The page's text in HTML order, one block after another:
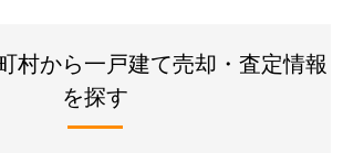
村から一戸建て売却・査定情報
を探す